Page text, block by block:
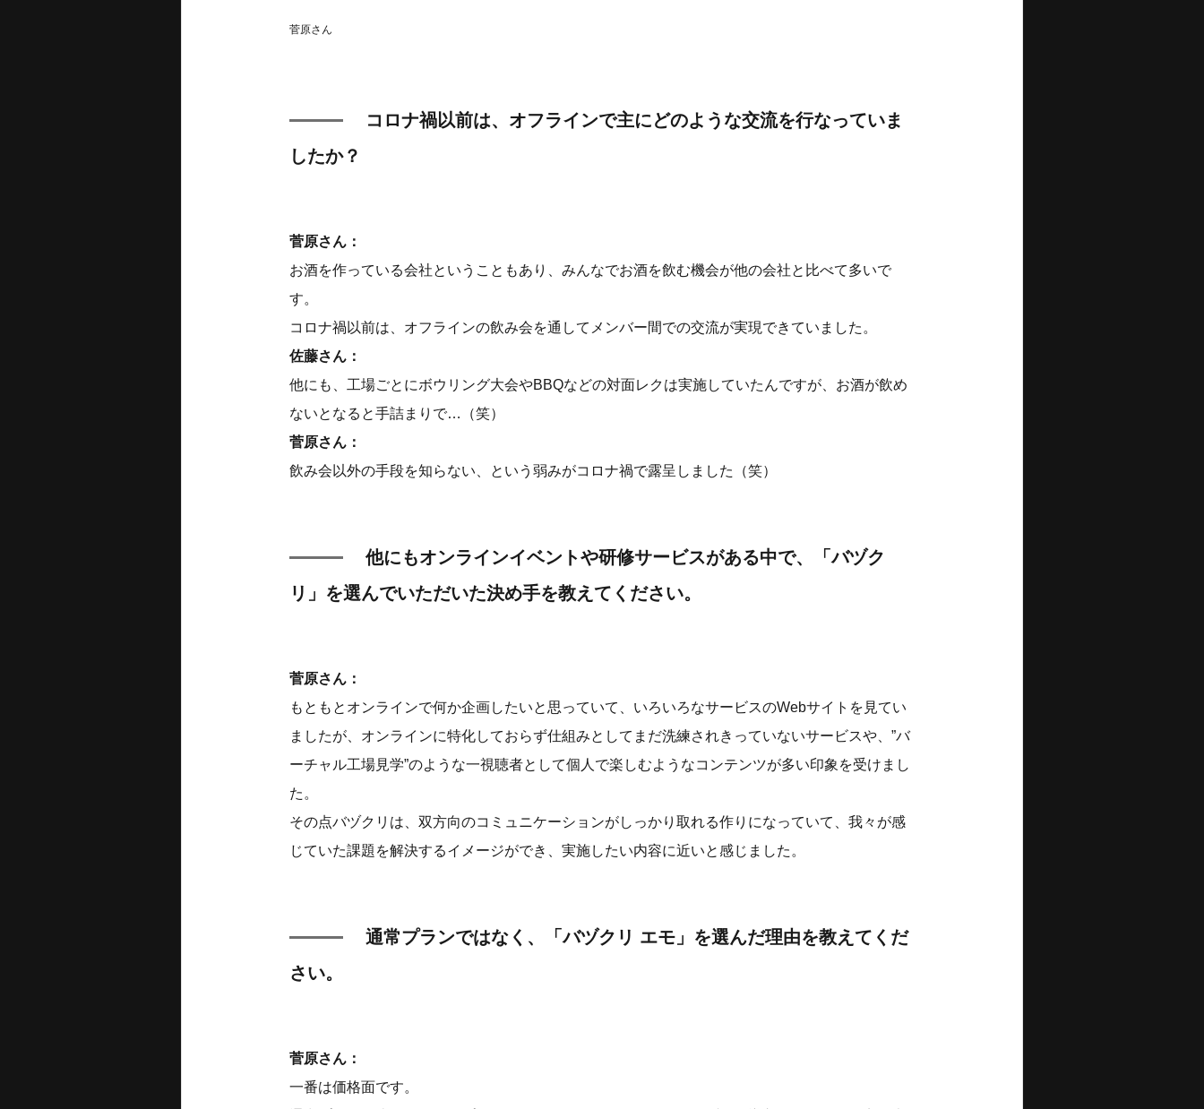
菅原さん
コロナ禍以前は、オフラインで主にどのような交流を行なっていま
したか？
菅原さん：
お酒を作っている会社ということもあり、みんなでお酒を飲む機会が他の会社と比べて多いで
す。
コロナ禍以前は、オフラインの飲み会を通してメンバー間での交流が実現できていました。
佐藤さん：
他にも、工場ごとにボウリング大会やBBQなどの対面レクは実施していたんですが、お酒が飲め
ないとなると手詰まりで…（笑）
菅原さん：
飲み会以外の手段を知らない、という弱みがコロナ禍で露呈しました（笑）
他にもオンラインイベントや研修サービスがある中で、「バヅク
リ」を選んでいただいた決め手を教えてください。
菅原さん：
もともとオンラインで何か企画したいと思っていて、いろいろなサービスのWebサイトを見てい
ましたが、オンラインに特化しておらず仕組みとしてまだ洗練されきっていないサービスや、”バ
ーチャル工場見学”のような一視聴者として個人で楽しむようなコンテンツが多い印象を受けまし
た。
その点バヅクリは、双方向のコミュニケーションがしっかり取れる作りになっていて、我々が感
じていた課題を解決するイメージができ、実施したい内容に近いと感じました。
通常プランではなく、「バヅクリ エモ」を選んだ理由を教えてくだ
さい。
菅原さん：
一番は価格面です。